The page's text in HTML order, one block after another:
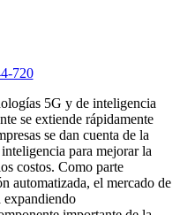
5G y de inteligencia
se extiende rápidamente
se dan cuenta de la
para mejorar la
costos. Como parte
automatizada, el mercado de
expandiendo